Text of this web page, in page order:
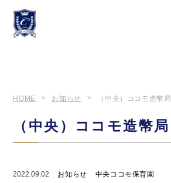
HOME お知らせ （中央）ココモ造幣局
（中央）ココモ造幣局
2022.09.02 お知らせ 中央ココモ保育園